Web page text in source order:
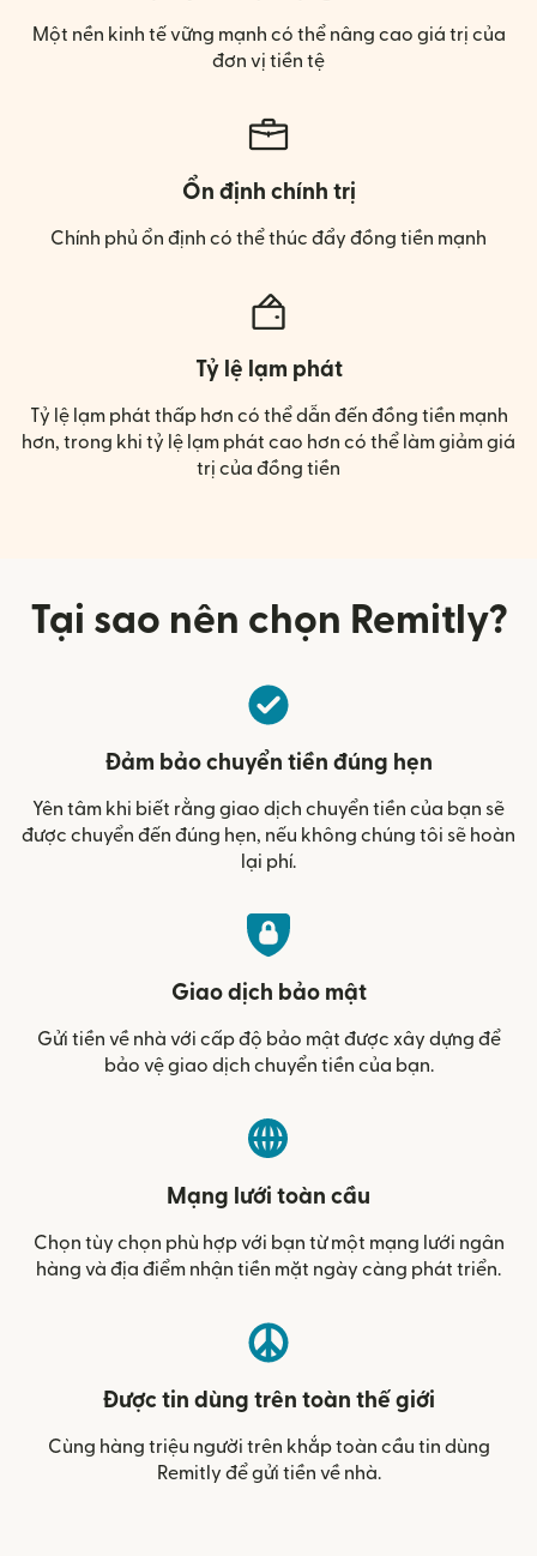
Một nền kinh tế vững mạnh có thể nâng cao giá trị của
đơn vị tiền tệ
Ổn định chính trị
Chính phủ ổn định có thể thúc đẩy đồng tiền mạnh
Tỷ lệ lạm phát
Tỷ lệ lạm phát thấp hơn có thể dẫn đến đồng tiền mạnh
hơn, trong khi tỷ lệ lạm phát cao hơn có thể làm giảm giá
trị của đồng tiền
Tại sao nên chọn Remitly?
Đảm bảo chuyển tiền đúng hẹn
Yên tâm khi biết rằng giao dịch chuyển tiền của bạn sẽ
được chuyển đến đúng hẹn, nếu không chúng tôi sẽ hoàn
lại phí.
Giao dịch bảo mật
Gửi tiền về nhà với cấp độ bảo mật được xây dựng để
bảo vệ giao dịch chuyển tiền của bạn.
Mạng lưới toàn cầu
Chọn tùy chọn phù hợp với bạn từ một mạng lưới ngân
hàng và địa điểm nhận tiền mặt ngày càng phát triển.
Được tin dùng trên toàn thế giới
Cùng hàng triệu người trên khắp toàn cầu tin dùng
Remitly để gửi tiền về nhà.